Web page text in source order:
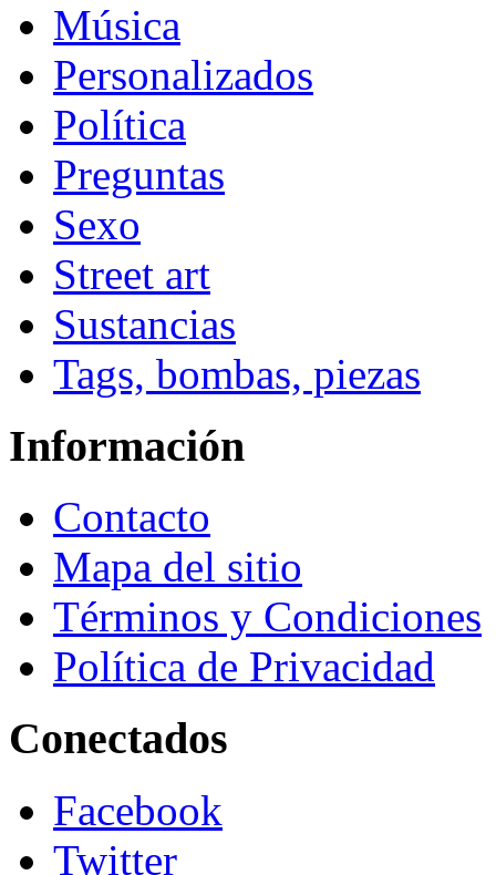
Música
Personalizados
Política
Preguntas
Sexo
Street art
Sustancias
Tags, bombas, piezas
Información
Contacto
Mapa del sitio
Términos y Condiciones
Política de Privacidad
Conectados
Facebook
Twitter